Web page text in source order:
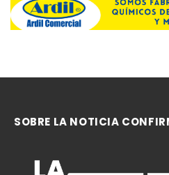
SOBRE LA NOTICIA